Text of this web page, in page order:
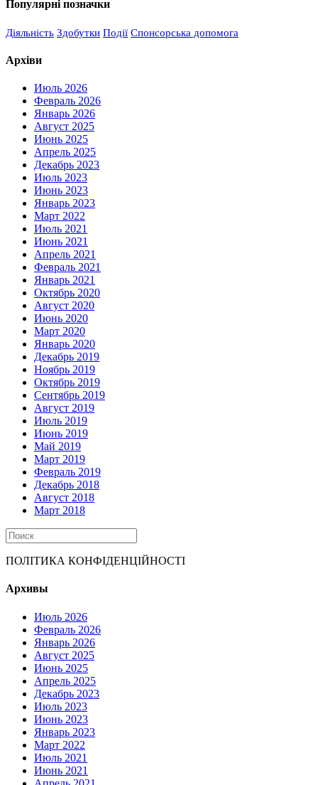
Популярні позначки
Діяльність Здобутки Події Спонсорська допомога
Архіви
Июль 2026
Февраль 2026
Январь 2026
Август 2025
Июнь 2025
Апрель 2025
Декабрь 2023
Июль 2023
Июнь 2023
Январь 2023
Март 2022
Июль 2021
Июнь 2021
Апрель 2021
Февраль 2021
Январь 2021
Октябрь 2020
Август 2020
Июнь 2020
Март 2020
Январь 2020
Декабрь 2019
Ноябрь 2019
Октябрь 2019
Сентябрь 2019
Август 2019
Июль 2019
Июнь 2019
Май 2019
Март 2019
Февраль 2019
Декабрь 2018
Август 2018
Март 2018
ПОЛІТИКА КОНФІДЕНЦІЙНОСТІ
Архивы
Июль 2026
Февраль 2026
Январь 2026
Август 2025
Июнь 2025
Апрель 2025
Декабрь 2023
Июль 2023
Июнь 2023
Январь 2023
Март 2022
Июль 2021
Июнь 2021